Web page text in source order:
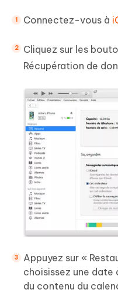
Connectez-vous à
Cliquez sur les
Récupération de
Appuyez sur «
choisissez une date
du contenu du